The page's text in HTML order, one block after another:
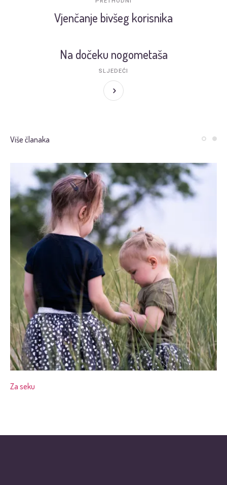
Vjenčanje bivšeg korisnika
Na dočeku nogometaša
SLJEDEĆI
Više članaka
Za seku